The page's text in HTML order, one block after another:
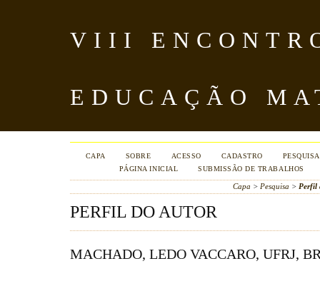
VIII
EDUCAÇÃO
CAPA SOBRE ACESSO CADASTRO
PESQUISA
PÁGINA INICIAL
SUBMISSÃO DE TRABALHOS
Capa > Pesquisa > Perfil
PERFIL DO AUTOR
MACHADO, LEDO VACCARO, UFRJ,